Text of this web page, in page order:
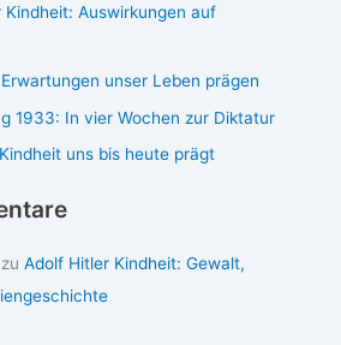
Auswirkungen auf
unser Leben prägen
1933: In vier Wochen zur Diktatur
uns bis heute prägt
zu Adolf Hitler Kindheit: Gewalt,